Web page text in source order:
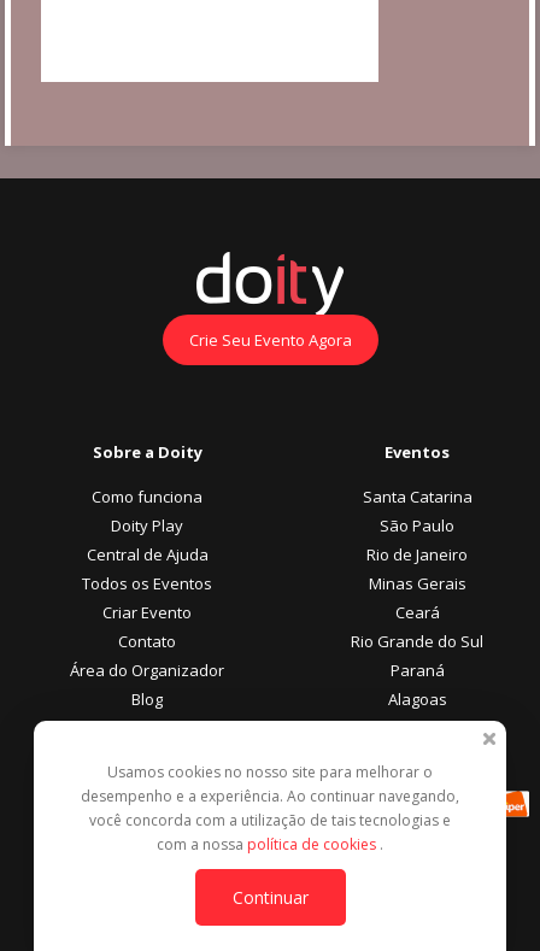
Crie Seu Evento Agora
Sobre a Doity
Como funciona
Doity Play
Central de Ajuda
Todos os Eventos
Criar Evento
Contato
Área do Organizador
Blog
Eventos
Santa Catarina
São Paulo
Rio de Janeiro
Minas Gerais
Ceará
Rio Grande do Sul
Paraná
Alagoas
Área do Participante
Central de Ajuda
Denunciar este evento
Formas de Pagamento
Usamos cookies no nosso site para melhorar o
desempenho e a experiência. Ao continuar navegando,
você concorda com a utilização de tais tecnologias e
com a nossa política de cookies .
Continuar